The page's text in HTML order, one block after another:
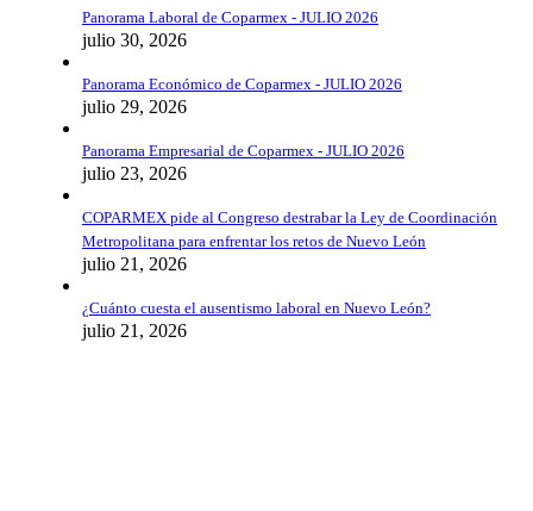
Panorama Laboral de Coparmex - JULIO 2026
julio 30, 2026
Panorama Económico de Coparmex - JULIO 2026
julio 29, 2026
Panorama Empresarial de Coparmex - JULIO 2026
julio 23, 2026
COPARMEX pide al Congreso destrabar la Ley de Coordinación
Metropolitana para enfrentar los retos de Nuevo León
julio 21, 2026
¿Cuánto cuesta el ausentismo laboral en Nuevo León?
julio 21, 2026